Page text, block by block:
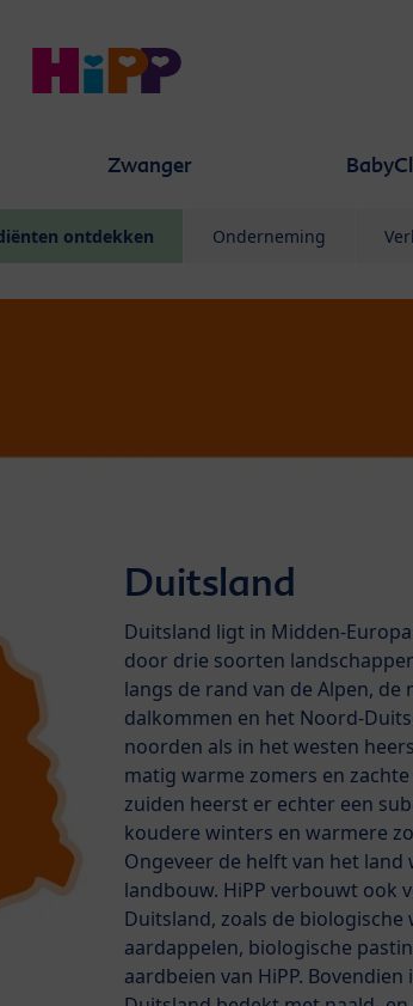
Zwanger
ontdekken Onderneming
Duitsland
Duitsland ligt in Midden-
door drie soorten
langs de rand van de Alpen,
dalkommen en het Noord-
noorden als in het westen
matig warme zomers en
zuiden heerst er echter een
koudere winters en warmere
Ongeveer de helft van het
landbouw. HiPP verbouwt ook
Duitsland, zoals de
aardappelen, biologische
aardbeien van HiPP.